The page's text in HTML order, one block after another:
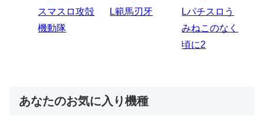
スマスロハナ
ビ
スマスロ秘宝
Lパチスロ 炎
炎ノ消防隊2
あなたのお気に入り機種